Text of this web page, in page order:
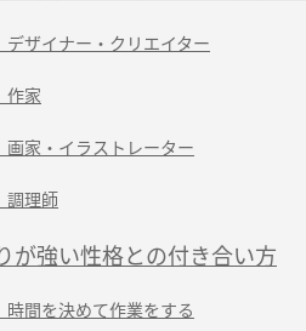
デザイナー・クリエイター
作家
画家・イラストレーター
調理師
が強い性格との付き合い方
時間を決めて作業をする